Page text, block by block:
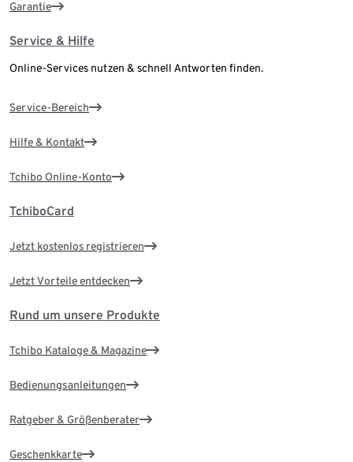
Garantie
Service & Hilfe
Online-Services nutzen & schnell Antworten finden.
Service-Bereich
Hilfe & Kontakt
Tchibo Online-Konto
TchiboCard
Jetzt kostenlos registrieren
Jetzt Vorteile entdecken
Rund um unsere Produkte
Tchibo Kataloge & Magazine
Bedienungsanleitungen
Ratgeber & Größenberater
Geschenkkarte